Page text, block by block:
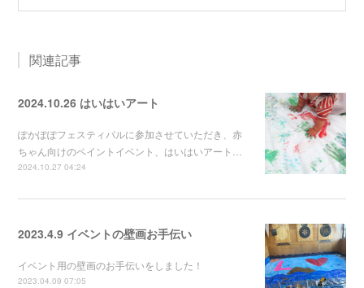
関連記事
2024.10.26 はいはいアート
ぽかぽぽフェスティバルに参加させていただき、赤
ちゃん向けのペイントイベント、はいはいアート…
2024.10.27 04:24
2023.4.9 イベントの壁画お手伝い
イベント用の壁画のお手伝いをしました！
2023.04.09 07:05